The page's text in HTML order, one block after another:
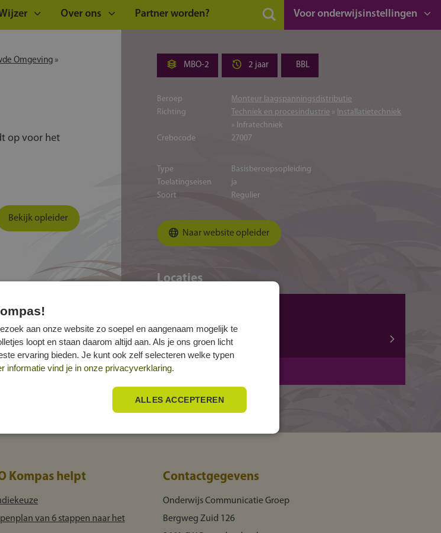
Over ons Voor onderwijsinstellingen
Partner worden?
Omgeving»
op voor het
Bekijk opleider
MBO-2 2 jaar BBL
Beroep
Monteur laagspanningsdistributie
Richting
Techniek en procesindustrie » Installatietechniek
» Infratechniek
Crebocode
27007
Type
Basisberoepsopleiding
Toelatingseisen
ja
Soort
Regulier
Naar website opleider
Locaties
Mozartlaan 15
8031 AA ZWOLLE
Kompas helpt
van 6 stappen naar het
Contactgegevens
Onderwijs Communicatie Groep
Bergweg Zuid 126
aan onze website zo soepel en aangenaam mogelijk te
loopt en staan daarom altijd aan. Als je ons groen licht
ervaring bieden. Je kunt ook zelf selecteren welke typen
informatie vind je in onze privacyverklaring.
ALLES ACCEPTEREN